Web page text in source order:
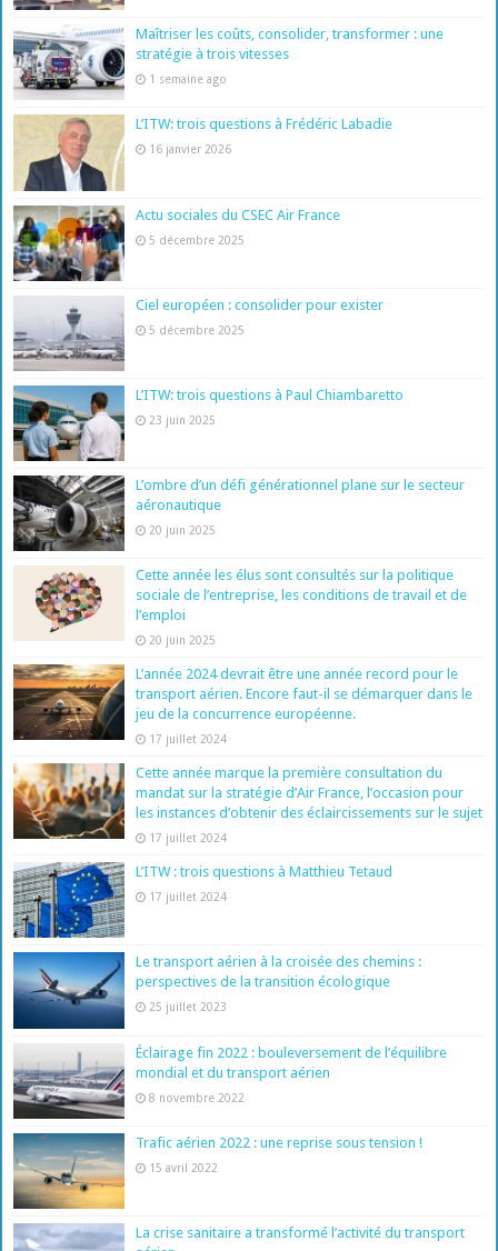
Maîtriser les coûts, consolider, transformer : une
stratégie à trois vitesses
1 semaine ago
L’ITW: trois questions à Frédéric Labadie
16 janvier 2026
Actu sociales du CSEC Air France
5 décembre 2025
Ciel européen : consolider pour exister
5 décembre 2025
L’ITW: trois questions à Paul Chiambaretto
23 juin 2025
L’ombre d’un défi générationnel plane sur le secteur
aéronautique
20 juin 2025
Cette année les élus sont consultés sur la politique
sociale de l’entreprise, les conditions de travail et de
l’emploi
20 juin 2025
L’année 2024 devrait être une année record pour le
transport aérien. Encore faut-il se démarquer dans le
jeu de la concurrence européenne.
17 juillet 2024
Cette année marque la première consultation du
mandat sur la stratégie d’Air France, l’occasion pour
les instances d’obtenir des éclaircissements sur le sujet
17 juillet 2024
L’ITW : trois questions à Matthieu Tetaud
17 juillet 2024
Le transport aérien à la croisée des chemins :
perspectives de la transition écologique
25 juillet 2023
Éclairage fin 2022 : bouleversement de l’équilibre
mondial et du transport aérien
8 novembre 2022
Trafic aérien 2022 : une reprise sous tension !
15 avril 2022
La crise sanitaire a transformé l’activité du transport